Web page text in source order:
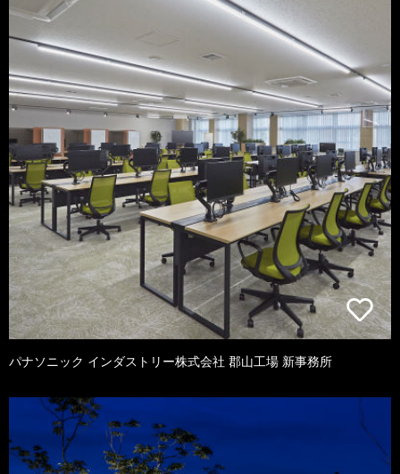
パナソニック インダストリー株式会社 郡山工場 新事務所